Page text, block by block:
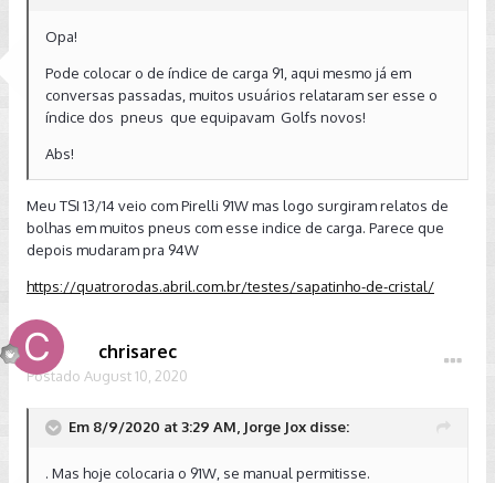
Opa!
Pode colocar o de índice de carga 91, aqui mesmo já em
conversas passadas, muitos usuários relataram ser esse o
índice dos pneus que equipavam Golfs novos!
Abs!
Meu TSI 13/14 veio com Pirelli 91W mas logo surgiram relatos de
bolhas em muitos pneus com esse indice de carga. Parece que
depois mudaram pra 94W
https://quatrorodas.abril.com.br/testes/sapatinho-de-cristal/
chrisarec
Postado August 10, 2020
Em 8/9/2020 at 3:29 AM, Jorge Jox disse:
. Mas hoje colocaria o 91W, se manual permitisse.